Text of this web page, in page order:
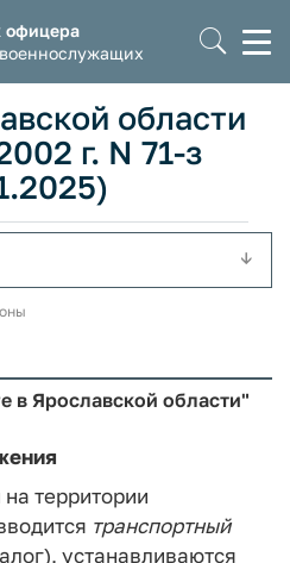
офицера
области
г. N 71-з
в Ярославской области"
территории
транспортный
устанавливаются